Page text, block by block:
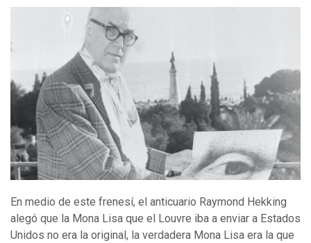
En medio de este frenesí, el anticuario Raymond Hekking
alegó que la Mona Lisa que el Louvre iba a enviar a Estados
Unidos no era la original, la verdadera Mona Lisa era la que